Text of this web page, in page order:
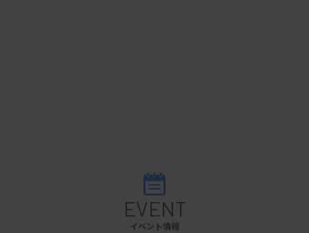
検査当日は、医師の診察やバイタルサインの確認の
あと、検査技師がセンサーを装着し、検査の状況を
EVENT
イベント情報